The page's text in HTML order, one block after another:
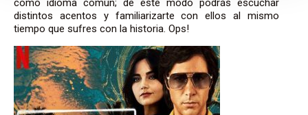
como idioma común; de este modo podrás escuchar
distintos acentos y familiarizarte con ellos al mismo
tiempo que sufres con la historia. Ops!